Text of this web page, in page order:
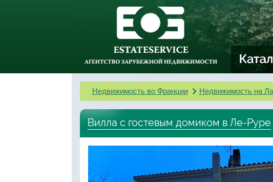
Недвижимость во Франции Недвижимость на
Вилла с гостевым домиком в Ле-Руре